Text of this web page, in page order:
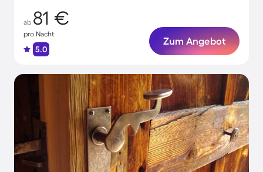
ab 81 €
pro Nacht
5.0
Zum Angebot